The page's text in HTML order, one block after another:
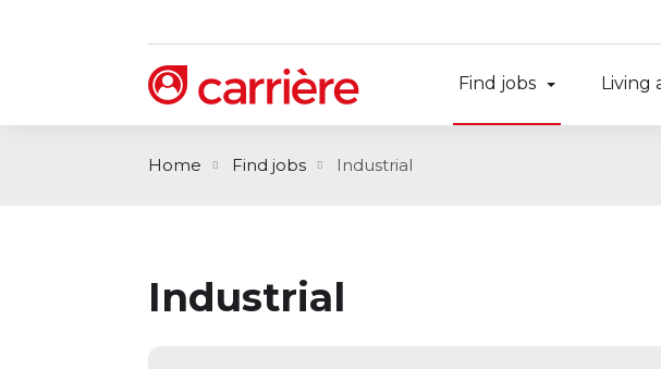
Find jobs Living
Home Find jobs Industrial
Industrial